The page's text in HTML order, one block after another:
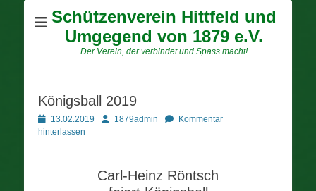
Schützenverein Hittfeld und
Umgegend von 1879 e.V.
Der Verein, der verbindet und Spass macht!
Königsball 2019
Posted
on
13.02.2019 Autor1879admin
Kommentar
hinterlassen
Carl-Heinz Röntsch